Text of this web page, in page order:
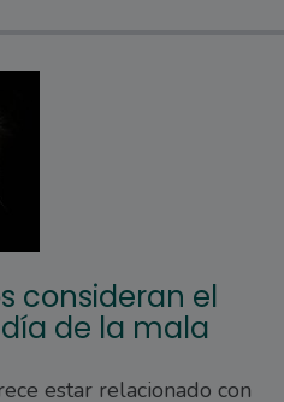
consideran el
de la mala
estar relacionado con